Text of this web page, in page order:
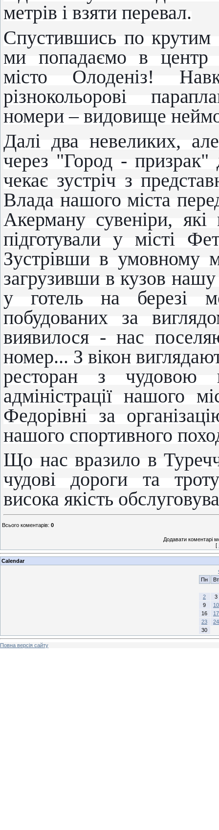
метрів і взяти перевал.
Спустившись по крутим
ми попадаємо в центр
місто Олоденіз!
різнокольорові
номери – видовище
Далі два невеликих,
через "Город - призрак"
чекає зустріч з
Влада нашого міста
Акерману сувеніри,
підготували у місті
Зустрівши в умовному
загрузивши в кузов нашу
у готель на березі
побудованих за
виявилося - нас
номер... З вікон
ресторан з
адміністрації нашого
Федорівні за
нашого спортивного
Що нас вразило в
чудові дороги та
висока якість
Всього коментарів: 0
Додавати коментарі
[
Calendar
Пн
Вт
2
3
9
10
16
17
23
24
30
Повна версія сайту